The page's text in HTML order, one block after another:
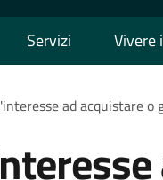
Servizi Vivere
ad acquistare